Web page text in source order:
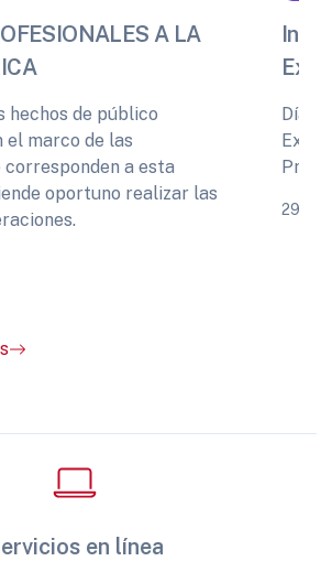
A LA
hechos de público
el marco de las
a esta
oportuno realizar las
29
en línea